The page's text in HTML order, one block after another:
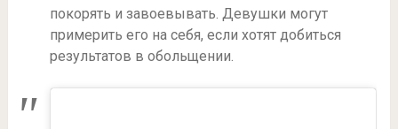
покорять и завоевывать. Девушки могут
примерить его на себя, если хотят добиться
результатов в обольщении.